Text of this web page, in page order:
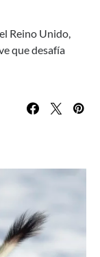
Reino Unido,
que desafía